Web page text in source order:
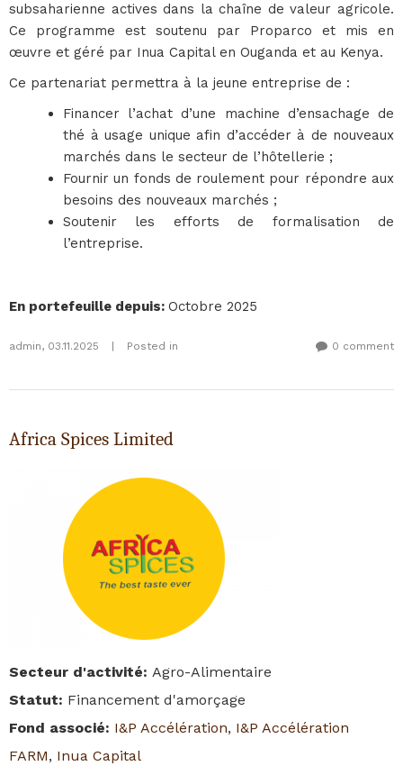
subsaharienne actives dans la chaîne de valeur agricole.
Ce programme est soutenu par Proparco et mis en
œuvre et géré par Inua Capital en Ouganda et au Kenya.
Ce partenariat permettra à la jeune entreprise de :
Financer l’achat d’une machine d’ensachage de
thé à usage unique afin d’accéder à de nouveaux
marchés dans le secteur de l’hôtellerie ;
Fournir un fonds de roulement pour répondre aux
besoins des nouveaux marchés ;
Soutenir les efforts de formalisation de
l’entreprise.
En portefeuille depuis: Octobre 2025
admin, 03.11.2025 Posted in 0 comment
Africa Spices Limited
Secteur d'activité: Agro-Alimentaire
Statut: Financement d'amorçage
Fond associé: I&P Accélération, I&P Accélération
FARM, Inua Capital